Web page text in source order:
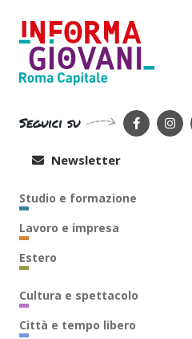
Seguici su
Newsletter
Studio e formazione
Lavoro e impresa
Estero
Cultura e spettacolo
Città e tempo libero